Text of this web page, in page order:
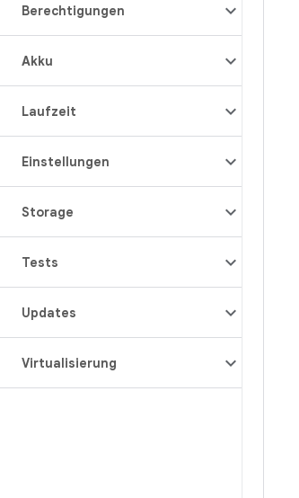
Berechtigungen
Akku
Laufzeit
Einstellungen
Storage
Tests
Updates
Virtualisierung